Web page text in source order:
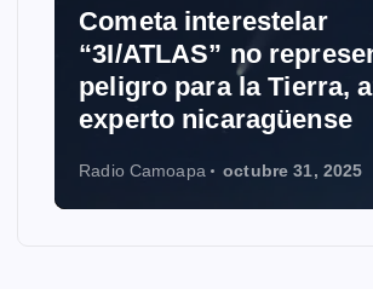
Cometa interestelar
“3I/ATLAS” no
peligro para la Tierra,
experto nicaragüense
Radio Camoapa octubre 31, 2025